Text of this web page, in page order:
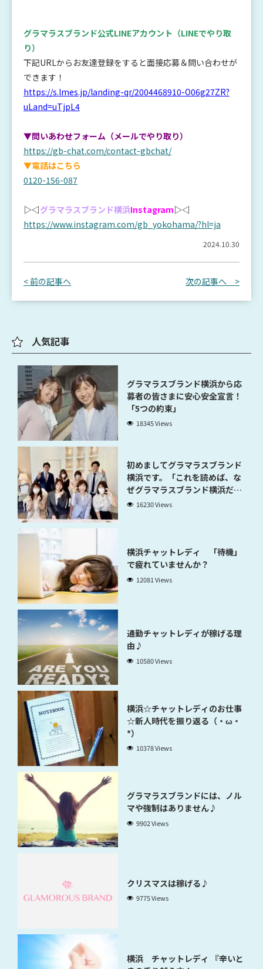
グラマラスブランド公式LINEアカウント （LINEでやり取
り）
下記URLからお友達登録をすると面接応募＆問い合わせが
できます！
https://s.lmes.jp/landing-qr/2004468910-O06g27ZR?
uLand=uTjpL4
▼問いあわせフォーム（メールでやり取り）
https://gb-chat.com/contact-gbchat/
▼電話はこちら
0120-156-087
▷◁グラマラスブランド横浜Instagram▷◁
https://www.instagram.com/gb_yokohama/?hl=ja
2024.10.30
< 前の記事へ 次の記事へ >
人気記事
グラマラスブランド横浜から応
募者の皆さまに安心安全宣言！
「5つの約束」
18345 Views
初めましてグラマラスブランド
横浜です。「これを読めば、な
ぜグラマラスブランド横浜だと
稼げるのかが分かります」
16230 Views
横浜チャットレディ 「待機」
で疲れていませんか？
12081 Views
通勤チャットレディが稼げる理
由♪
10580 Views
横浜☆チャットレディのお仕事
☆新人時代を振り返る（・ω・
*）
10378 Views
グラマラスブランドには、ノル
マや強制はありません♪
9902 Views
クリスマスは稼げる♪
9775 Views
横浜 チャットレディ 『辛いと